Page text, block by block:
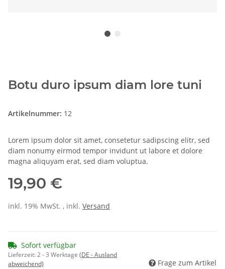
Botu duro ipsum diam lore tuni
Artikelnummer: 12
Lorem ipsum dolor sit amet, consetetur sadipscing elitr, sed
diam nonumy eirmod tempor invidunt ut labore et dolore
magna aliquyam erat, sed diam voluptua.
19,90 €
inkl. 19% MwSt. , inkl. Versand
Sofort verfügbar
Lieferzeit:2 - 3 Werktage (DE - Ausland
abweichend)
Frage zum Artikel